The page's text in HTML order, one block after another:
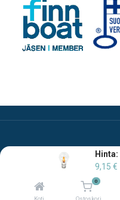
Hinta:
9,15 €
Koti
0
Ostoskori
Copyright © Oy Esco Ab